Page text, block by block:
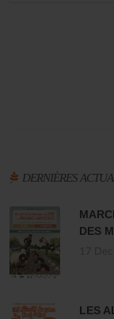
DERNIÈRES
DES
LES